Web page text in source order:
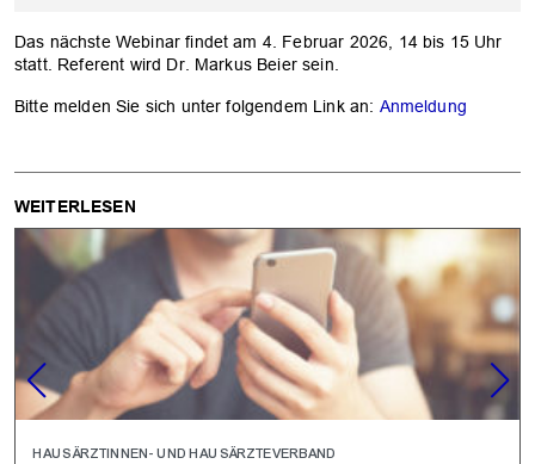
Das nächste Webinar findet am 4. Februar 2026, 14 bis 15 Uhr
statt. Referent wird Dr. Markus Beier sein.
Bitte melden Sie sich unter folgendem Link an: Anmeldung
WEITERLESEN
HAUSÄRZTINNEN- UND HAUSÄRZTEVERBAND